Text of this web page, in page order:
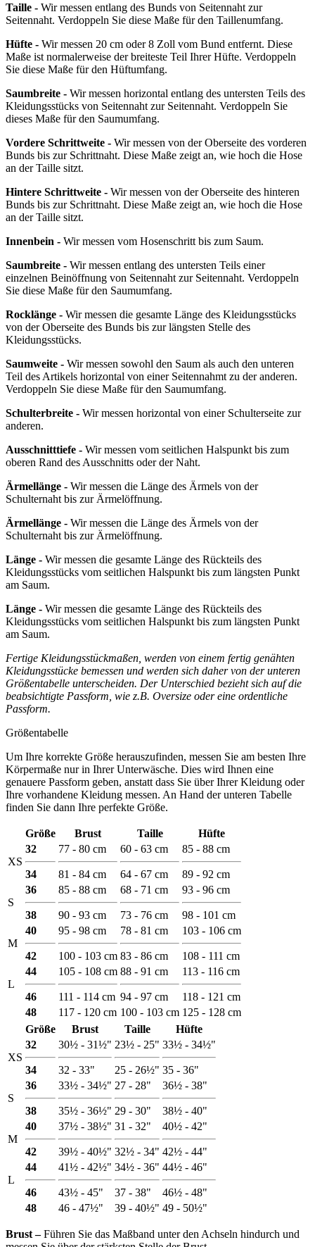
Taille - Wir messen entlang des Bunds von Seitennaht zur
Seitennaht. Verdoppeln Sie diese Maße für den Taillenumfang.
Hüfte - Wir messen 20 cm oder 8 Zoll vom Bund entfernt. Diese
Maße ist normalerweise der breiteste Teil Ihrer Hüfte. Verdoppeln
Sie diese Maße für den Hüftumfang.
Saumbreite - Wir messen horizontal entlang des untersten Teils des
Kleidungsstücks von Seitennaht zur Seitennaht. Verdoppeln Sie
dieses Maße für den Saumumfang.
Vordere Schrittweite - Wir messen von der Oberseite des vorderen
Bunds bis zur Schrittnaht. Diese Maße zeigt an, wie hoch die Hose
an der Taille sitzt.
Hintere Schrittweite - Wir messen von der Oberseite des hinteren
Bunds bis zur Schrittnaht. Diese Maße zeigt an, wie hoch die Hose
an der Taille sitzt.
Innenbein - Wir messen vom Hosenschritt bis zum Saum.
Saumbreite - Wir messen entlang des untersten Teils einer
einzelnen Beinöffnung von Seitennaht zur Seitennaht. Verdoppeln
Sie diese Maße für den Saumumfang.
Rocklänge - Wir messen die gesamte Länge des Kleidungsstücks
von der Oberseite des Bunds bis zur längsten Stelle des
Kleidungsstücks.
Saumweite - Wir messen sowohl den Saum als auch den unteren
Teil des Artikels horizontal von einer Seitennahmt zu der anderen.
Verdoppeln Sie diese Maße für den Saumumfang.
Schulterbreite - Wir messen horizontal von einer Schulterseite zur
anderen.
Ausschnitttiefe - Wir messen vom seitlichen Halspunkt bis zum
oberen Rand des Ausschnitts oder der Naht.
Ärmellänge - Wir messen die Länge des Ärmels von der
Schulternaht bis zur Ärmelöffnung.
Ärmellänge - Wir messen die Länge des Ärmels von der
Schulternaht bis zur Ärmelöffnung.
Länge - Wir messen die gesamte Länge des Rückteils des
Kleidungsstücks vom seitlichen Halspunkt bis zum längsten Punkt
am Saum.
Länge - Wir messen die gesamte Länge des Rückteils des
Kleidungsstücks vom seitlichen Halspunkt bis zum längsten Punkt
am Saum.
Fertige Kleidungsstückmaßen, werden von einem fertig genähten
Kleidungsstücke bemessen und werden sich daher von der unteren
Größentabelle unterscheiden. Der Unterschied bezieht sich auf die
beabsichtigte Passform, wie z.B. Oversize oder eine ordentliche
Passform.
Größentabelle
Um Ihre korrekte Größe herauszufinden, messen Sie am besten Ihre
Körpermaße nur in Ihrer Unterwäsche. Dies wird Ihnen eine
genauere Passform geben, anstatt dass Sie über Ihrer Kleidung oder
Ihre vorhandene Kleidung messen. An Hand der unteren Tabelle
finden Sie dann Ihre perfekte Größe.
Größe Brust Taille Hüfte
XS
32
34
77 - 80 cm
81 - 84 cm
60 - 63 cm
64 - 67 cm
85 - 88 cm
89 - 92 cm
S
36
38
85 - 88 cm
90 - 93 cm
68 - 71 cm
73 - 76 cm
93 - 96 cm
98 - 101 cm
M
40
42
95 - 98 cm
100 - 103 cm
78 - 81 cm
83 - 86 cm
103 - 106 cm
108 - 111 cm
L
44
46
105 - 108 cm
111 - 114 cm
88 - 91 cm
94 - 97 cm
113 - 116 cm
118 - 121 cm
48
117 - 120 cm 100 - 103 cm 125 - 128 cm
Größe
Brust Taille Hüfte
XS
32
34
30½ - 31½"
32 - 33"
23½ - 25"
25 - 26½"
33½ - 34½"
35 - 36"
S
36
38
33½ - 34½"
35½ - 36½"
27 - 28"
29 - 30"
36½ - 38"
38½ - 40"
M
40
42
37½ - 38½"
39½ - 40½"
31 - 32"
32½ - 34"
40½ - 42"
42½ - 44"
L
44
46
41½ - 42½"
43½ - 45"
34½ - 36"
37 - 38"
44½ - 46"
46½ - 48"
48
46 - 47½" 39 - 40½" 49 - 50½"
Brust ‒Führen Sie das Maßband unter den Achseln hindurch und